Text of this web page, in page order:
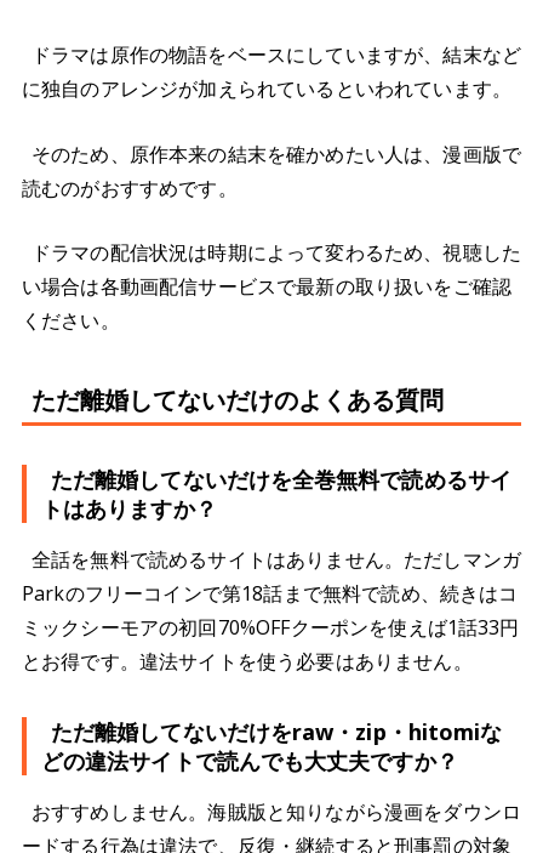
ドラマは原作の物語をベースにしていますが、結末など
に独自のアレンジが加えられているといわれています。
そのため、原作本来の結末を確かめたい人は、漫画版で
読むのがおすすめです。
ドラマの配信状況は時期によって変わるため、視聴した
い場合は各動画配信サービスで最新の取り扱いをご確認
ください。
ただ離婚してないだけのよくある質問
ただ離婚してないだけを全巻無料で読めるサイ
トはありますか？
全話を無料で読めるサイトはありません。ただしマンガ
Parkのフリーコインで第18話まで無料で読め、続きはコ
ミックシーモアの初回70%OFFクーポンを使えば1話33円
とお得です。違法サイトを使う必要はありません。
ただ離婚してないだけをraw・zip・hitomiな
どの違法サイトで読んでも大丈夫ですか？
おすすめしません。海賊版と知りながら漫画をダウンロ
ードする行為は違法で、反復・継続すると刑事罰の対象